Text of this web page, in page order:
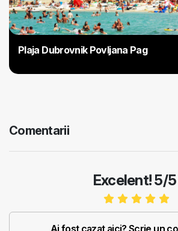
Plaja Dubrovnik Povljana Pag
Comentarii
Excelent! 5/5